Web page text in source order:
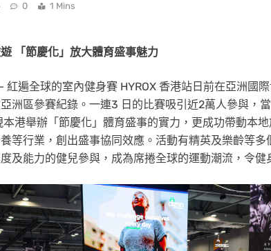
0 1 Mins
「節慶化」放大體育盛事魅力
遍全球的室內健身賽 HYROX 香港站日前在亞洲國
洲區參賽紀錄。一連3 日的比賽吸引近2萬人參與，
港舉辦「節慶化」體育盛事的實力，更成功帶動本
等行業，創出盛事協同效應。活動有精英及樂齡等多
及能力的健兒參與，成為席捲全球的運動潮流，令健